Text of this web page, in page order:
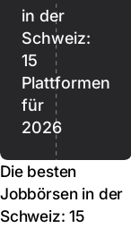
in der
Schweiz:
15
Plattformen
für
2026
Die besten
Jobbörsen in der
Schweiz: 15